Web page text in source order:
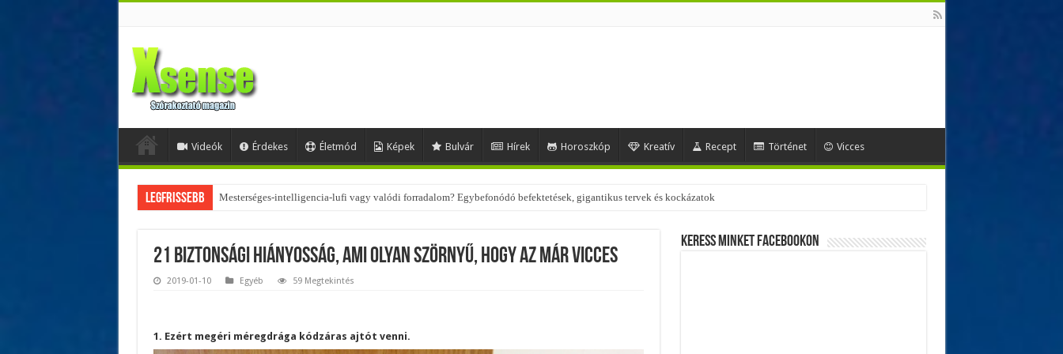
Videók Érdekes Életmód Képek Bulvár Hírek Horoszkóp Kreatív Recept Történet Vicces
Legfrissebb Az övtáskák továbbra is trendik – nézd meg, milyen stílusokhoz illenek!
21 biztonsági hiányosság, ami olyan szörnyű, hogy az már vicces
2019-01-10 Egyéb 59 Megtekintés
1. Ezért megéri méregdrága kódzáras ajtót venni.
Keress minket Facebookon